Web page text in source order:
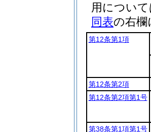
用につい
同表の右欄
第12条第1項
第12条第2項
第12条第2項第1号
第38条第1項第1号